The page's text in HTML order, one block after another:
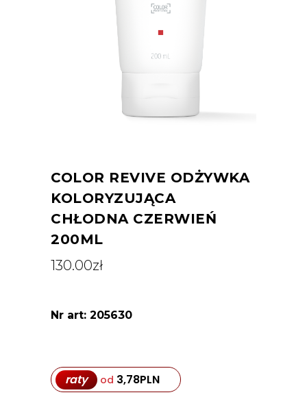
COLOR REVIVE ODŻYWKA
KOLORYZUJĄCA
CHŁODNA CZERWIEŃ
200ML
130.00zł
Nr art: 205630
raty od 3,78PLN